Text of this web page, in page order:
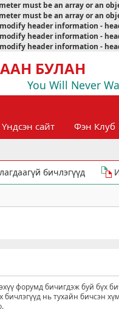
must be an array or an
must be an array or an
header information -
header information -
header information -
БУЛАН
You Will Never
Үндсэн сайт Фэн Клуб
бичлэгүүд
форумд бичигдэж буй бүх
бичлэгүүд нь тухайн